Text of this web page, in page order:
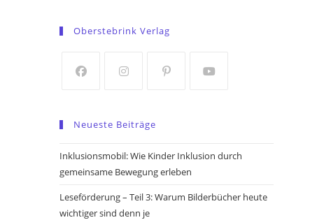
a
tab
Oberstebrink Verlag
a
new
tab
new
tab
a
new
tab
new
tab
Neueste Beiträge
Inklusionsmobil: Wie Kinder Inklusion durch
gemeinsame Bewegung erleben
Leseförderung – Teil 3: Warum Bilderbücher heute
wichtiger sind denn je